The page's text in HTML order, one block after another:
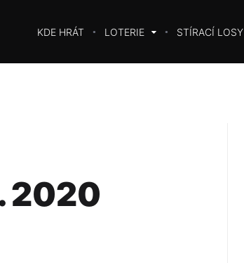
KDE HRÁT LOTERIE STÍRACÍ LOSY
2020